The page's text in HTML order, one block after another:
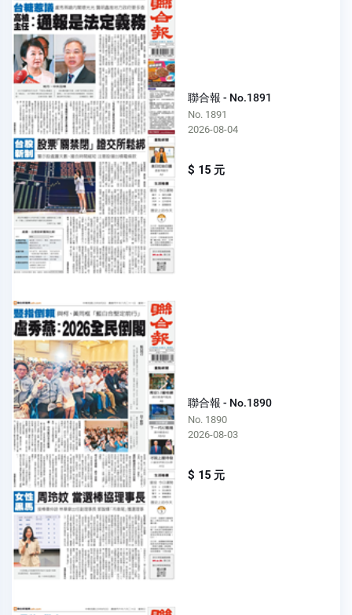
聯合報 - No.1891
No. 1891
2026-08-04
$ 15 元
聯合報 - No.1890
No. 1890
2026-08-03
$ 15 元